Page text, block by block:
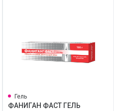
Гель
ФАНИГАН ФАСТ ГЕЛЬ